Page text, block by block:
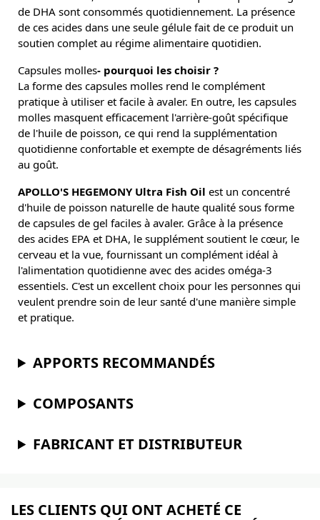
de DHA sont consommés quotidiennement. La présence
de ces acides dans une seule gélule fait de ce produit un
soutien complet au régime alimentaire quotidien.
Capsules molles- pourquoi les choisir ?
La forme des capsules molles rend le complément
pratique à utiliser et facile à avaler. En outre, les capsules
molles masquent efficacement l'arrière-goût spécifique
de l'huile de poisson, ce qui rend la supplémentation
quotidienne confortable et exempte de désagréments liés
au goût.
APOLLO'S HEGEMONY Ultra Fish Oil
est un concentré
d'huile de poisson naturelle de haute qualité sous forme
de capsules de gel faciles à avaler. Grâce à la présence
des acides EPA et DHA, le supplément soutient le cœur, le
cerveau et la vue, fournissant un complément idéal à
l'alimentation quotidienne avec des acides oméga-3
essentiels. C'est un excellent choix pour les personnes qui
veulent prendre soin de leur santé d'une manière simple
et pratique.
APPORTS RECOMMANDÉS
COMPOSANTS
FABRICANT ET DISTRIBUTEUR
LES CLIENTS QUI ONT ACHETÉ CE